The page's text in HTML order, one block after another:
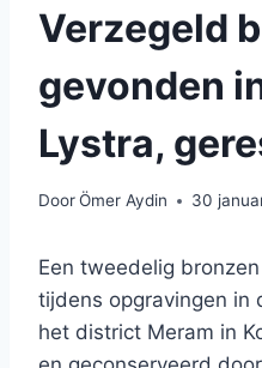
Verzegeld
gevonden
Lystra,
DoorÖmer Aydin 30
Een tweedelig
tijdens opgravingen in
het district Meram in